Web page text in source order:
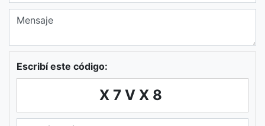
Escribí este código:
X7VX8